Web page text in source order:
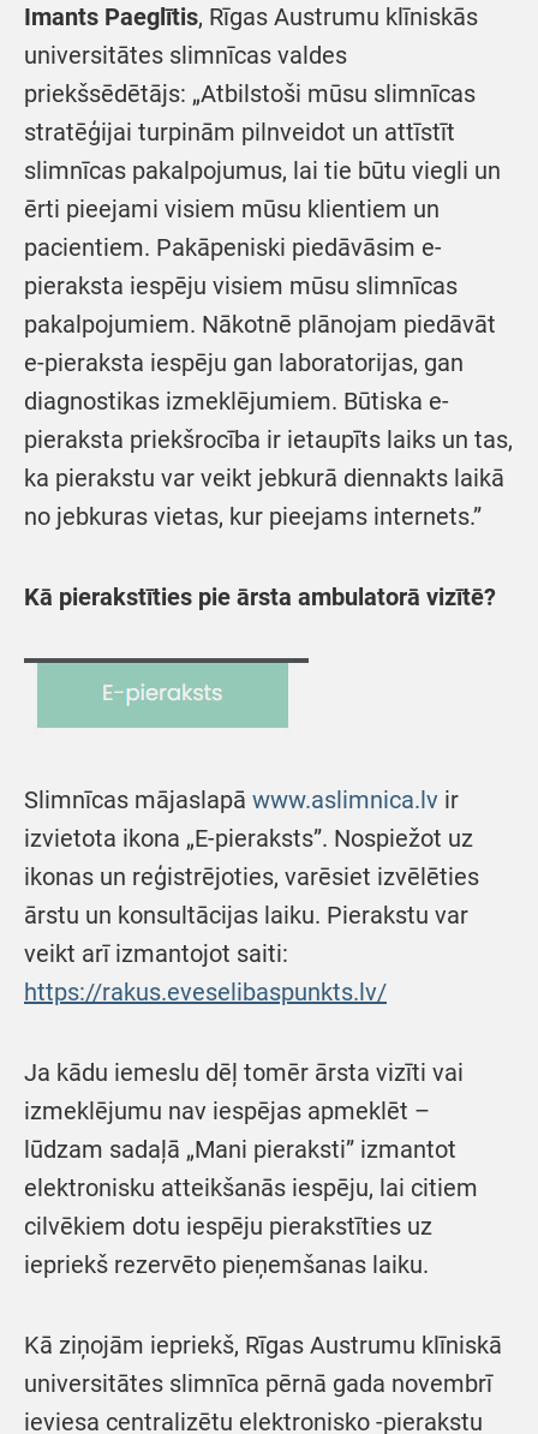
Imants Paeglītis, Rīgas Austrumu klīniskās
universitātes slimnīcas valdes
priekšsēdētājs: „Atbilstoši mūsu slimnīcas
stratēģijai turpinām pilnveidot un attīstīt
slimnīcas pakalpojumus, lai tie būtu viegli un
ērti pieejami visiem mūsu klientiem un
pacientiem. Pakāpeniski piedāvāsim e-
pieraksta iespēju visiem mūsu slimnīcas
pakalpojumiem. Nākotnē plānojam piedāvāt
e-pieraksta iespēju gan laboratorijas, gan
diagnostikas izmeklējumiem. Būtiska e-
pieraksta priekšrocība ir ietaupīts laiks un tas,
ka pierakstu var veikt jebkurā diennakts laikā
no jebkuras vietas, kur pieejams internets.”
Kā pierakstīties pie ārsta ambulatorā vizītē?
Slimnīcas mājaslapā www.aslimnica.lv ir
izvietota ikona „E-pieraksts”. Nospiežot uz
ikonas un reģistrējoties, varēsiet izvēlēties
ārstu un konsultācijas laiku. Pierakstu var
veikt arī izmantojot saiti:
https://rakus.eveselibaspunkts.lv/
Ja kādu iemeslu dēļ tomēr ārsta vizīti vai
izmeklējumu nav iespējas apmeklēt –
lūdzam sadaļā „Mani pieraksti” izmantot
elektronisku atteikšanās iespēju, lai citiem
cilvēkiem dotu iespēju pierakstīties uz
iepriekš rezervēto pieņemšanas laiku.
Kā ziņojām iepriekš, Rīgas Austrumu klīniskā
universitātes slimnīca pērnā gada novembrī
ieviesa centralizētu elektronisko -pierakstu